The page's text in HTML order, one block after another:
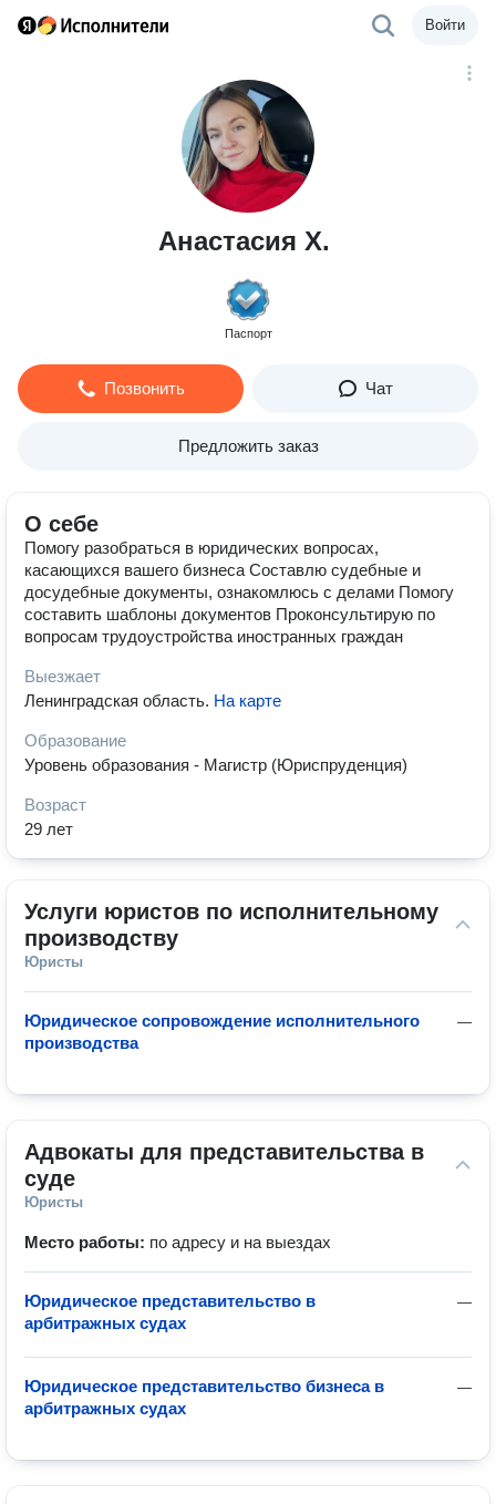
Войти
Анастасия Х.
Паспорт
Позвонить Чат
Предложить заказ
О себе
Помогу разобраться в юридических вопросах,
касающихся вашего бизнеса Составлю судебные и
досудебные документы, ознакомлюсь с делами Помогу
составить шаблоны документов Проконсультирую по
вопросам трудоустройства иностранных граждан
Выезжает
Ленинградская область. На карте
Образование
Уровень образования - Магистр (Юриспруденция)
Возраст
29 лет
Услуги юристов по исполнительному
производству
Юристы
—
Юридическое сопровождение исполнительного
производства
Адвокаты для представительства в
суде
Юристы
Место работы: по адресу и на выездах
—
Юридическое представительство в
арбитражных судах
—
Юридическое представительство бизнеса в
арбитражных судах